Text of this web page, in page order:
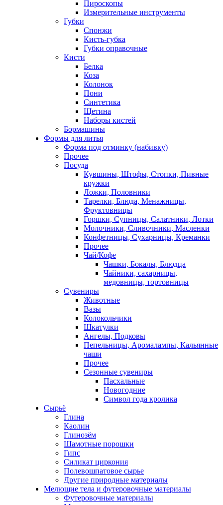
Пироскопы
Измерительные инструменты
Губки
Спонжи
Кисть-губка
Губки оправочные
Кисти
Белка
Коза
Колонок
Пони
Синтетика
Щетина
Наборы кистей
Бормашины
Формы для литья
Форма под отминку (набивку)
Прочее
Посуда
Кувшины, Штофы, Стопки, Пивные
кружки
Ложки, Половники
Тарелки, Блюда, Менажницы,
Фруктовницы
Горшки, Супницы, Салатники, Лотки
Молочники, Сливочники, Масленки
Конфетницы, Сухарницы, Креманки
Прочее
Чай/Кофе
Чашки, Бокалы, Блюдца
Чайники, сахарницы,
медовницы, тортовницы
Сувениры
Животные
Вазы
Колокольчики
Шкатулки
Ангелы, Подковы
Пепельницы, Аромалампы, Кальянные
чаши
Прочее
Сезонные сувениры
Пасхальные
Новогодние
Символ года кролика
Сырьё
Глина
Каолин
Глинозём
Шамотные порошки
Гипс
Силикат циркония
Полевошпатовое сырье
Другие природные материалы
Мелющие тела и футеровочные материалы
Футеровочные материалы